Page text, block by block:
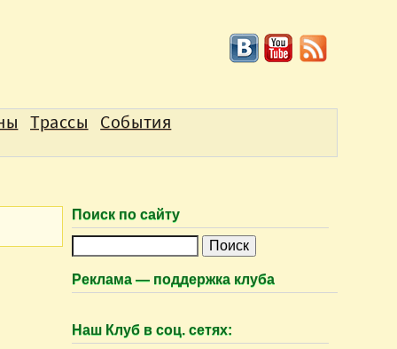
Трассы События
Поиск по сайту
и
к
Реклама — поддержка клуба
Наш Клуб в соц. сетях: